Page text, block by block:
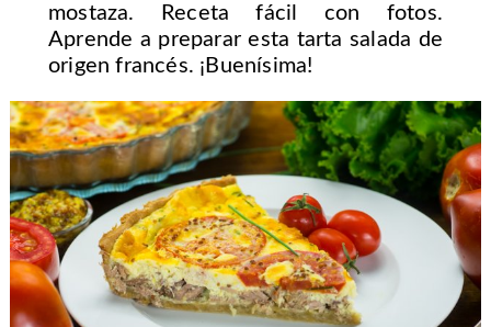
mostaza. Receta fácil con fotos.
Aprende a preparar esta tarta salada de
origen francés. ¡Buenísima!